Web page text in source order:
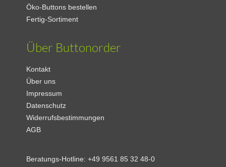
Öko-Buttons bestellen
Fertig-Sortiment
Über Buttonorder
Kontakt
Über uns
Impressum
Datenschutz
Widerrufsbestimmungen
AGB
Beratungs-Hotline:+49 9561 85 32 48-0